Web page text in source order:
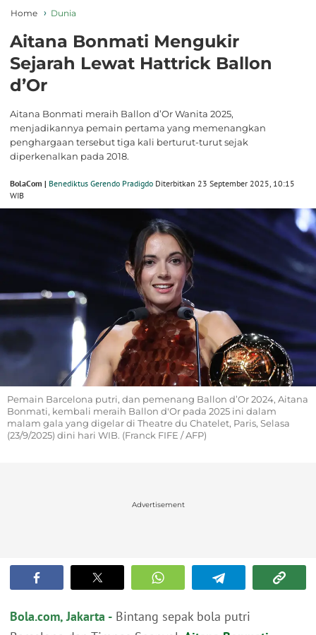
Home Dunia
Aitana Bonmati Mengukir
Sejarah Lewat Hattrick Ballon
d’Or
Aitana Bonmati meraih Ballon d’Or Wanita 2025,
menjadikannya pemain pertama yang memenangkan
penghargaan tersebut tiga kali berturut-turut sejak
diperkenalkan pada 2018.
BolaCom | Benediktus Gerendo Pradigdo Diterbitkan 23 September 2025, 10:15
WIB
Pemain Barcelona putri, dan pemenang Ballon d’Or 2024, Aitana
Bonmati, kembali meraih Ballon d'Or pada 2025 ini dalam
malam gala yang digelar di Theatre du Chatelet, Paris, Selasa
(23/9/2025) dini hari WIB. (Franck FIFE / AFP)
Advertisement
Bola.com, Jakarta - Bintang sepak bola putri